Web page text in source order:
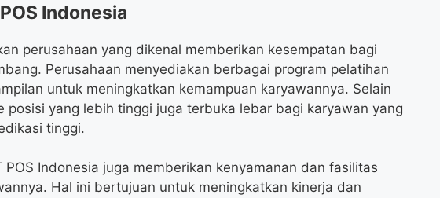
Indonesia
perusahaan yang dikenal memberikan kesempatan bagi
Perusahaan menyediakan berbagai program pelatihan
untuk meningkatkan kemampuan karyawannya. Selain
posisi yang lebih tinggi juga terbuka lebar bagi karyawan yang
tinggi.
POS Indonesia juga memberikan kenyamanan dan fasilitas
Hal ini bertujuan untuk meningkatkan kinerja dan